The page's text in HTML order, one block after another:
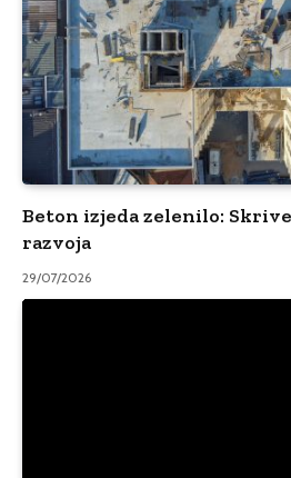
Beton izjeda zelenilo:
razvoja
29/07/2026